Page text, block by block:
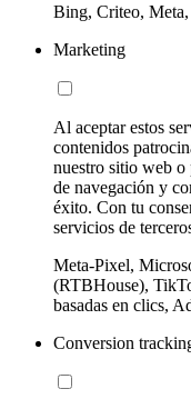
Bing, Criteo,
Marketing
Al aceptar estos
contenidos
nuestro sitio web o
de navegación y
éxito. Con tu
servicios de
Meta-Pixel,
(RTBHouse),
basadas en clics,
Conversion